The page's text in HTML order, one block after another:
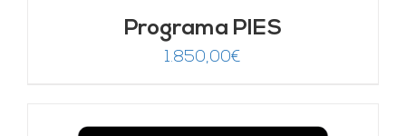
Programa PIES
1.850,00€